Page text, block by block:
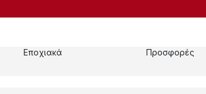
Εποχιακά Προσφορές